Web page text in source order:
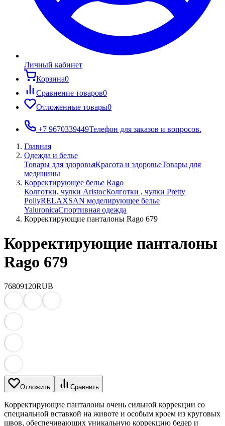
Личный кабинет
Корзина0
Сравнение товаров0
Отложенные товары0
+7 9670339449Телефон для заказов и вопросов.
Главная
Одежда и белье
Товары для здоровьяКрасота и здоровьеТовары для
медицины
Корректирующее белье Rago
Колготки, чулки AristocКолготки , чулки Pretty
PollyRELAXSAN моделирующее белье
YaluroniсaСпортивная одежда
Корректирующие панталоны Rago 679
Корректирующие панталоны
Rago 679
76809120RUB
Отложить Сравнить
Корректирующие панталоны очень сильной коррекции со
специальной вставкой на животе и особым кроем из круговых
швов, обеспечивающих уникальную коррекцию бедер и